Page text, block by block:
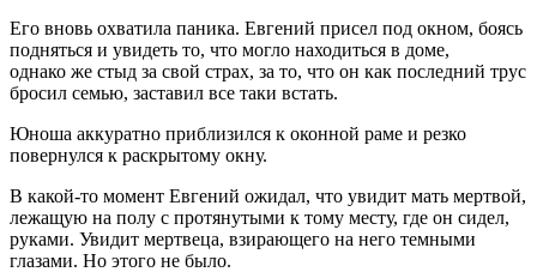
Его вновь охватила паника. Евгений присел под окном, боясь
подняться и увидеть то, что могло находиться в доме,
однако же стыд за свой страх, за то, что он как последний трус
бросил семью, заставил все таки встать.
Юноша аккуратно приблизился к оконной раме и резко
повернулся к раскрытому окну.
В какой-то момент Евгений ожидал, что увидит мать мертвой,
лежащую на полу с протянутыми к тому месту, где он сидел,
руками. Увидит мертвеца, взирающего на него темными
глазами. Но этого не было.